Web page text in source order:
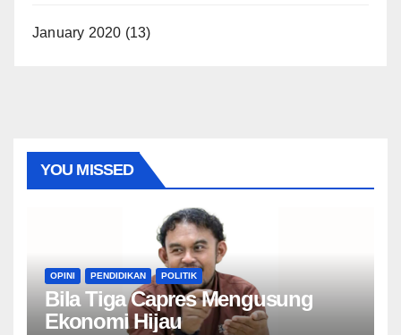
January 2020 (13)
YOU MISSED
OPINI PENDIDIKAN POLITIK
Bila Tiga Capres Mengusung
Ekonomi Hijau